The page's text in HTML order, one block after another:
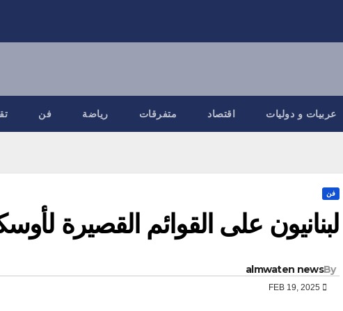
فن رياضة متفرقات اقتصاد عربيات و دوليات
فن
لبنانيون على القوائم القصيرة
By
almwaten news